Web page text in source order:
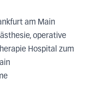
am Main
operative
Hospital zum